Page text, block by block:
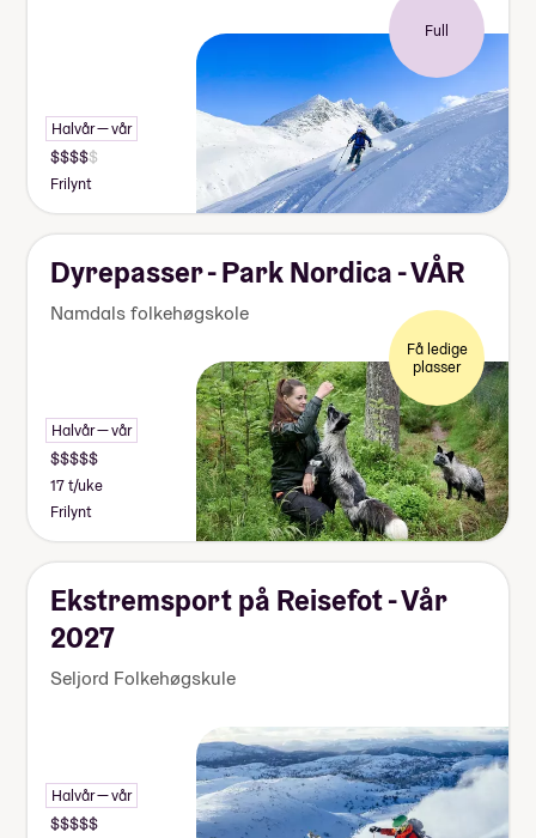
Full
Halvår — vår
Frilynt
Dyrepasser - Park Nordica - VÅR
Namdals folkehøgskole
Få ledige
plasser
Halvår — vår
17 t/uke
Frilynt
Ekstremsport på Reisefot - Vår
2027
Seljord Folkehøgskule
Halvår — vår